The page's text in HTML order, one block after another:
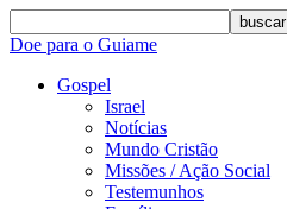
buscar
Doe para o Guiame
Gospel
Israel
Notícias
Mundo Cristão
Missões / Ação Social
Testemunhos